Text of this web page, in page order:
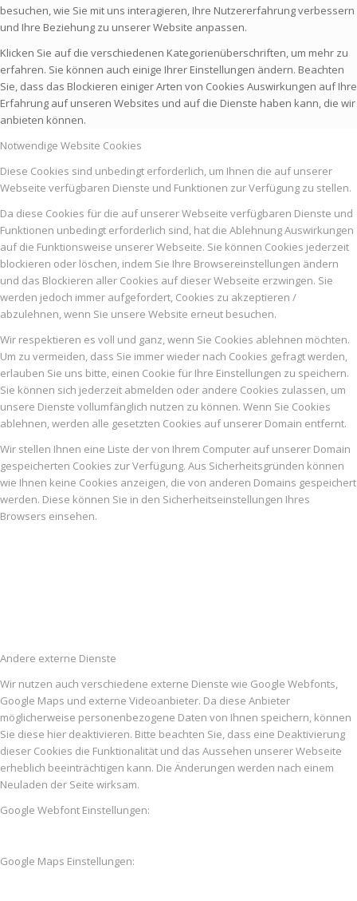
besuchen, wie Sie mit uns interagieren, Ihre Nutzererfahrung verbessern
und Ihre Beziehung zu unserer Website anpassen.
Klicken Sie auf die verschiedenen Kategorienüberschriften, um mehr zu
erfahren. Sie können auch einige Ihrer Einstellungen ändern. Beachten
Sie, dass das Blockieren einiger Arten von Cookies Auswirkungen auf Ihre
Erfahrung auf unseren Websites und auf die Dienste haben kann, die wir
anbieten können.
Notwendige Website Cookies
Diese Cookies sind unbedingt erforderlich, um Ihnen die auf unserer
Webseite verfügbaren Dienste und Funktionen zur Verfügung zu stellen.
Da diese Cookies für die auf unserer Webseite verfügbaren Dienste und
Funktionen unbedingt erforderlich sind, hat die Ablehnung Auswirkungen
auf die Funktionsweise unserer Webseite. Sie können Cookies jederzeit
blockieren oder löschen, indem Sie Ihre Browsereinstellungen ändern
und das Blockieren aller Cookies auf dieser Webseite erzwingen. Sie
werden jedoch immer aufgefordert, Cookies zu akzeptieren /
abzulehnen, wenn Sie unsere Website erneut besuchen.
Wir respektieren es voll und ganz, wenn Sie Cookies ablehnen möchten.
Um zu vermeiden, dass Sie immer wieder nach Cookies gefragt werden,
erlauben Sie uns bitte, einen Cookie für Ihre Einstellungen zu speichern.
Sie können sich jederzeit abmelden oder andere Cookies zulassen, um
unsere Dienste vollumfänglich nutzen zu können. Wenn Sie Cookies
ablehnen, werden alle gesetzten Cookies auf unserer Domain entfernt.
Wir stellen Ihnen eine Liste der von Ihrem Computer auf unserer Domain
gespeicherten Cookies zur Verfügung. Aus Sicherheitsgründen können
wie Ihnen keine Cookies anzeigen, die von anderen Domains gespeichert
werden. Diese können Sie in den Sicherheitseinstellungen Ihres
Browsers einsehen.
Andere externe Dienste
Wir nutzen auch verschiedene externe Dienste wie Google Webfonts,
Google Maps und externe Videoanbieter. Da diese Anbieter
möglicherweise personenbezogene Daten von Ihnen speichern, können
Sie diese hier deaktivieren. Bitte beachten Sie, dass eine Deaktivierung
dieser Cookies die Funktionalität und das Aussehen unserer Webseite
erheblich beeinträchtigen kann. Die Änderungen werden nach einem
Neuladen der Seite wirksam.
Google Webfont Einstellungen:
Google Maps Einstellungen: